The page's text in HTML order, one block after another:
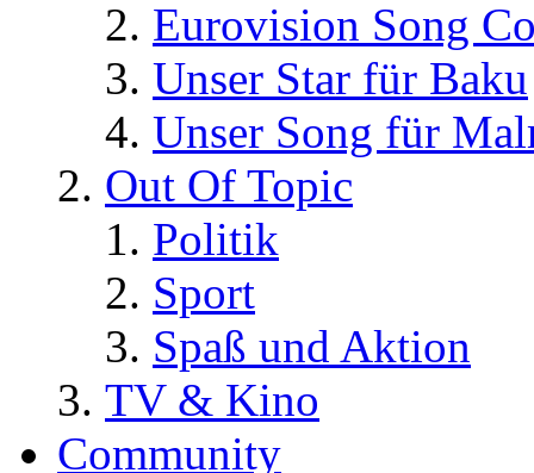
Eurovision Song
Unser Star für Baku
Unser Song für
Out Of Topic
Politik
Sport
Spaß und Aktion
TV & Kino
Community